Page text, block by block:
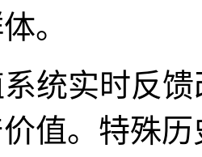
。
统实时反
值。特殊